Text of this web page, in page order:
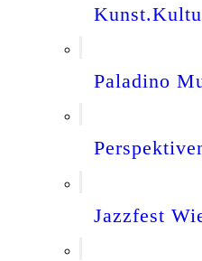
Paladino
Jazzfest